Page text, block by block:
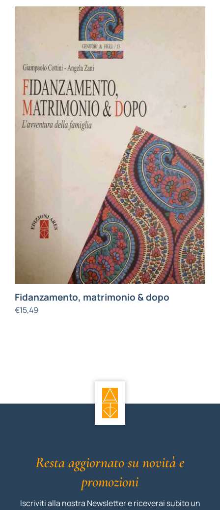
BIOGRAFIE
ATTUALITÀ
Fidanzamento, matrimonio & dopo
€15,49
Resta aggiornato su novità e
promozioni
Iscriviti alla nostra Newsletter e riceverai subito un